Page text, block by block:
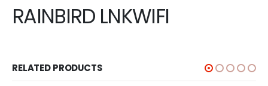
RAINBIRD LNKWIFI
RELATED PRODUCTS